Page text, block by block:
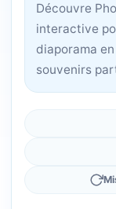
Découvre
interactive
diaporama
souvenirs